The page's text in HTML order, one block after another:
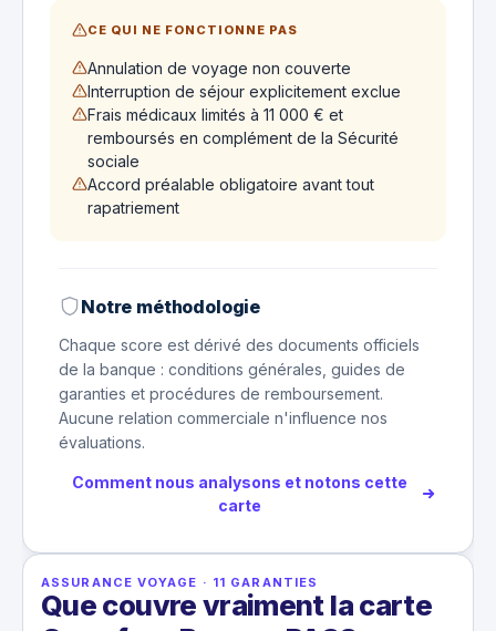
CE QUI NE FONCTIONNE PAS
Annulation de voyage non couverte
Interruption de séjour explicitement exclue
Frais médicaux limités à 11 000 € et
remboursés en complément de la Sécurité
sociale
Accord préalable obligatoire avant tout
rapatriement
Notre méthodologie
Chaque score est dérivé des documents officiels
de la banque : conditions générales, guides de
garanties et procédures de remboursement.
Aucune relation commerciale n'influence nos
évaluations.
Comment nous analysons et notons cette
carte
ASSURANCE VOYAGE · 11 GARANTIES
Que couvre vraiment la carte